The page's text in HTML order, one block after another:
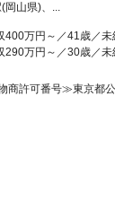
岡山県)、...
400万円～／41歳／未
290万円～／30歳／未
商許可番号≫東京都